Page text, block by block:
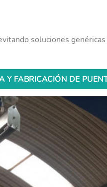
soluciones
Y FABRICACIÓN DE